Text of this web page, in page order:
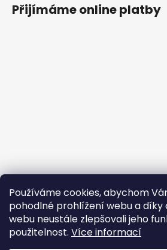
Používáme cookies, abychom
pohodlné prohlížení webu a díky
webu neustále zlepšovali jeho
použitelnost. Více informací
Přijímáme online platby